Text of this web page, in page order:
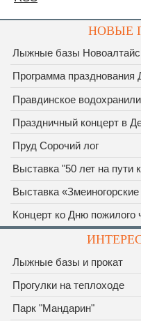
НОВЫЕ
Лыжные базы
Программа празднования
Правдинское
Праздничный концерт в
Пруд Сорочий лог
Выставка "50 лет на пути
Выставка
Концерт ко Дню пожилого
Лыжные базы и прокат
Прогулки на теплоходе
Парк "Мандарин"